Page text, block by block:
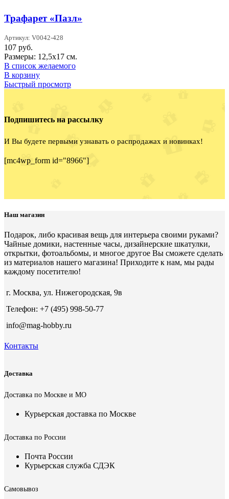
Трафарет «Пазл»
Артикул: V0042-428
107 руб.
Размеры: 12,5х17 см.
В список желаемого
В корзину
Быстрый просмотр
Подпишитесь на рассылку
И Вы будете первыми узнавать о распродажах и новинках!
[mc4wp_form id="8966"]
Наш магазин
Подарок, либо красивая вещь для интерьера своими руками?
Чайные домики, настенные часы, дизайнерские шкатулки,
открытки, фотоальбомы, и многое другое Вы сможете сделать
из материалов нашего магазина! Приходите к нам, мы рады
каждому посетителю!
г. Москва, ул. Нижегородская, 9в
Телефон: +7 (495) 998-50-77
info@mag-hobby.ru
Контакты
Доставка
Доставка по Москве и МО
Курьерская доставка по Москве
Доставка по России
Почта России
Курьерская служба СДЭК
Самовывоз